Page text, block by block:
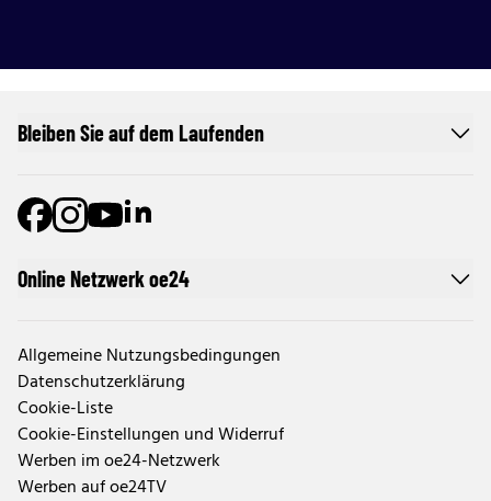
Online Netzwerk oe24
Allgemeine Nutzungsbedingungen
Datenschutzerklärung
Cookie-Liste
Cookie-Einstellungen und Widerruf
Werben im oe24-Netzwerk
Werben auf oe24TV
Bleiben Sie auf dem Laufenden